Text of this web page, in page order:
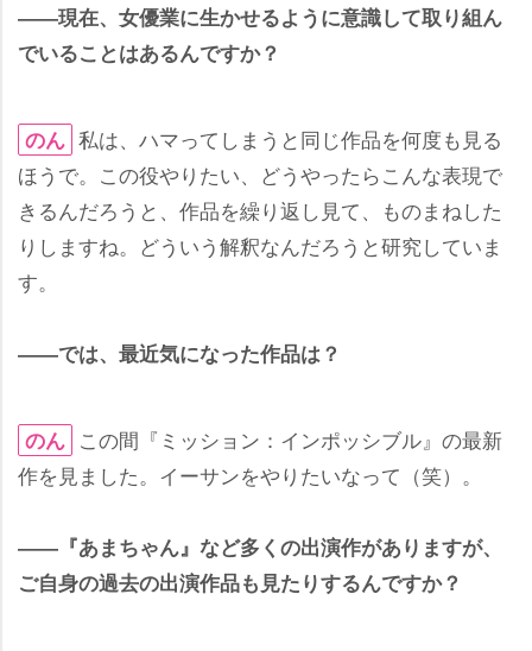
――現在、女優業に生かせるように意識して取り組ん
でいることはあるんですか？
のん 私は、ハマってしまうと同じ作品を何度も見る
ほうで。この役やりたい、どうやったらこんな表現で
きるんだろうと、作品を繰り返し見て、ものまねした
りしますね。どういう解釈なんだろうと研究していま
す。
――では、最近気になった作品は？
のん この間『ミッション：インポッシブル』の最新
作を見ました。イーサンをやりたいなって（笑）。
――『あまちゃん』など多くの出演作がありますが、
ご自身の過去の出演作品も見たりするんですか？